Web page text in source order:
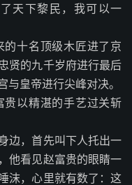
天下黎民，我可以一
十名顶级木匠进了京
贤的九千岁府进行最后
与皇帝进行尖峰对决。
以精湛的手艺过关斩
，首先叫下人托出一
他看见赵富贵的眼睛一
沫，心里就有数了：这